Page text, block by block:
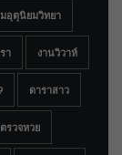
อุตุนิยมวิทยา
า งานวิวาห์
ดาราสาว
ตรวจหวย